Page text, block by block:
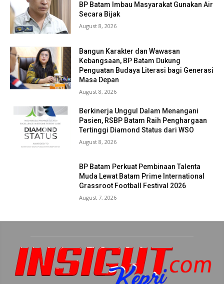
BP Batam Imbau Masyarakat Gunakan Air
Secara Bijak
August 8, 2026
Bangun Karakter dan Wawasan
Kebangsaan, BP Batam Dukung
Penguatan Budaya Literasi bagi Generasi
Masa Depan
August 8, 2026
Berkinerja Unggul Dalam Menangani
Pasien, RSBP Batam Raih Penghargaan
Tertinggi Diamond Status dari WSO
August 8, 2026
BP Batam Perkuat Pembinaan Talenta
Muda Lewat Batam Prime International
Grassroot Football Festival 2026
August 7, 2026